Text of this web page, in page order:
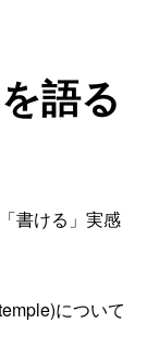
語る
書ける」実感
について